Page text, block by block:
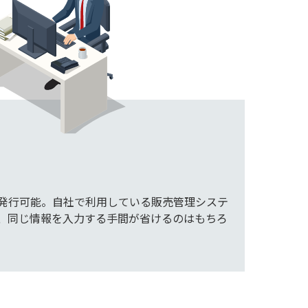
行可能。自社で利用している販売管理システ
同じ情報を入力する手間が省けるのはもちろ